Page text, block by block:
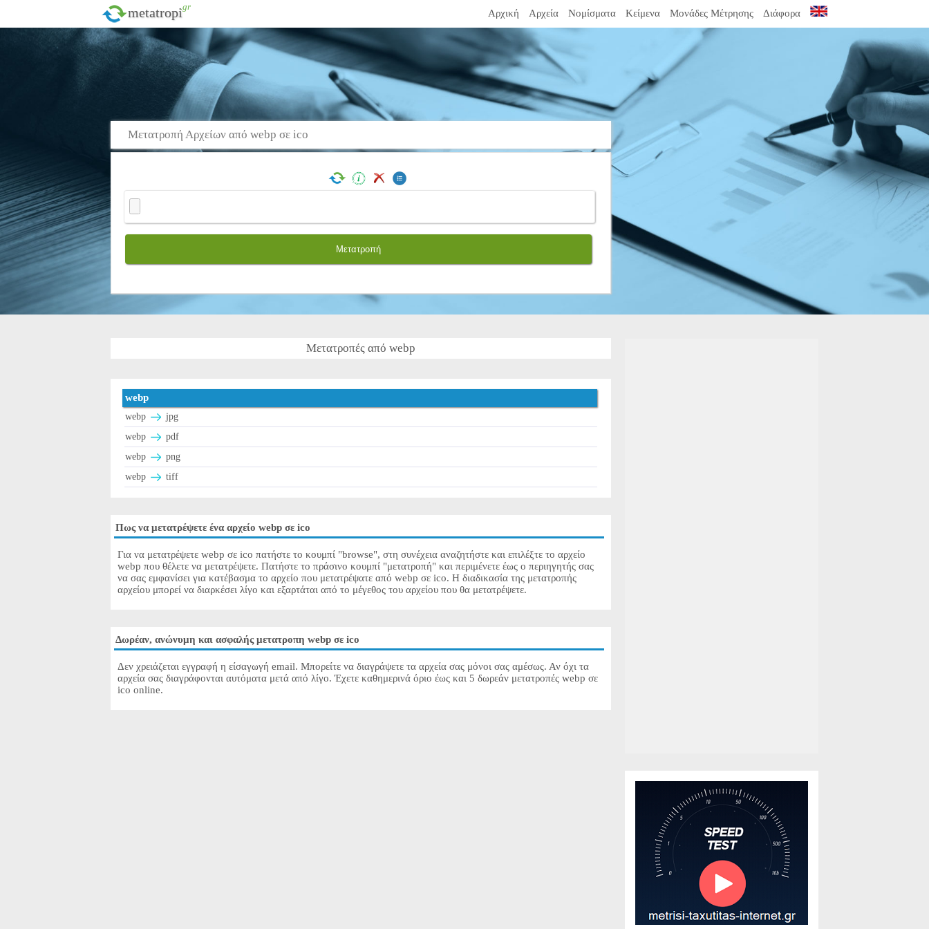
metatropi.gr
Αρχική Αρχεία Νομίσματα Κείμενα Μονάδες Μέτρησης Διάφορα
Μετατροπή Αρχείων από webp σε ico
Μετατροπή
Μετατροπές από webp
webp
webp
jpg
webp
pdf
webp
png
webp
tiff
Πως να μετατρέψετε ένα αρχείο webp σε ico
Για να μετατρέψετε webp σε ico πατήστε το κουμπί "browse", στη συνέχεια αναζητήστε και επιλέξτε το αρχείο
webp που θέλετε να μετατρέψετε. Πατήστε το πράσινο κουμπί "μετατροπή" και περιμένετε έως ο περιηγητής σας
να σας εμφανίσει για κατέβασμα το αρχείο που μετατρέψατε από webp σε ico. Η διαδικασία της μετατροπής
αρχείου μπορεί να διαρκέσει λίγο και εξαρτάται από το μέγεθος του αρχείου που θα μετατρέψετε.
Δωρέαν, ανώνυμη και ασφαλής μετατροπη webp σε ico
Δεν χρειάζεται εγγραφή η είσαγωγή email. Μπορείτε να διαγράψετε τα αρχεία σας μόνοι σας αμέσως. Αν όχι τα
αρχεία σας διαγράφονται αυτόματα μετά από λίγο. Έχετε καθημερινά όριο έως και 5 δωρεάν μετατροπές webp σε
ico online.